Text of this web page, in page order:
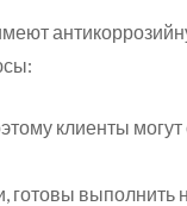
клиенты могут
готовы выполнить